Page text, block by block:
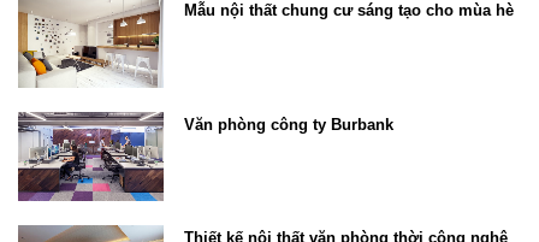
Mẫu nội thất chung cư sáng tạo cho mùa hè
Văn phòng công ty Burbank
Thiết kế nội thất văn phòng thời công nghệ